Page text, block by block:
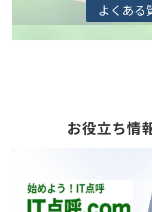
よくある
お役立ち情